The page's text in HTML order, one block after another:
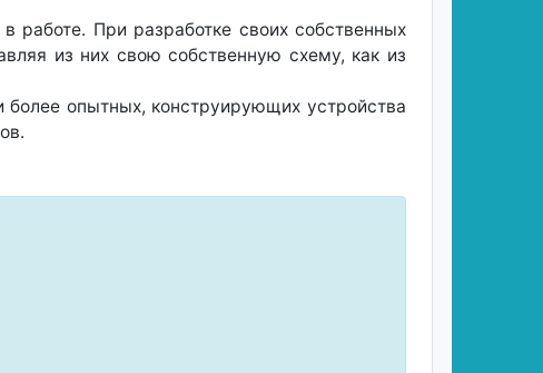
работе. При разработке своих собственных
из них свою собственную схему, как из
более опытных, конструирующих устройства